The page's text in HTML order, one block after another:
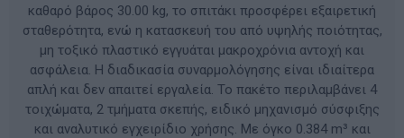
καθαρό βάρος 30.00 kg, το σπιτάκι προσφέρει εξαιρετική
σταθερότητα, ενώ η κατασκευή του από υψηλής ποιότητας,
μη τοξικό πλαστικό εγγυάται μακροχρόνια αντοχή και
ασφάλεια. Η διαδικασία συναρμολόγησης είναι ιδιαίτερα
απλή και δεν απαιτεί εργαλεία. Το πακέτο περιλαμβάνει 4
τοιχώματα, 2 τμήματα σκεπής, ειδικό μηχανισμό σύσφιξης
και αναλυτικό εγχειρίδιο χρήσης. Με όγκο 0.384 m³ και